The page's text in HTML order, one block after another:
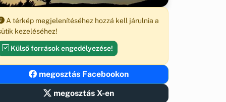
A térkép megjelenítéséhez hozzá kell járulnia a
kezeléséhez!
Külső források engedélyezése!
megosztás Facebookon
megosztás X-en